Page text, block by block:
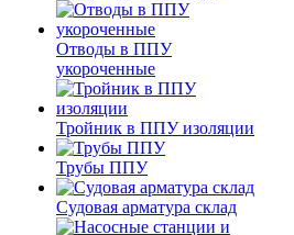
Отводы в ППУ
укороченные
Тройник в ППУ изоляции
Трубы ППУ
Судовая арматура склад